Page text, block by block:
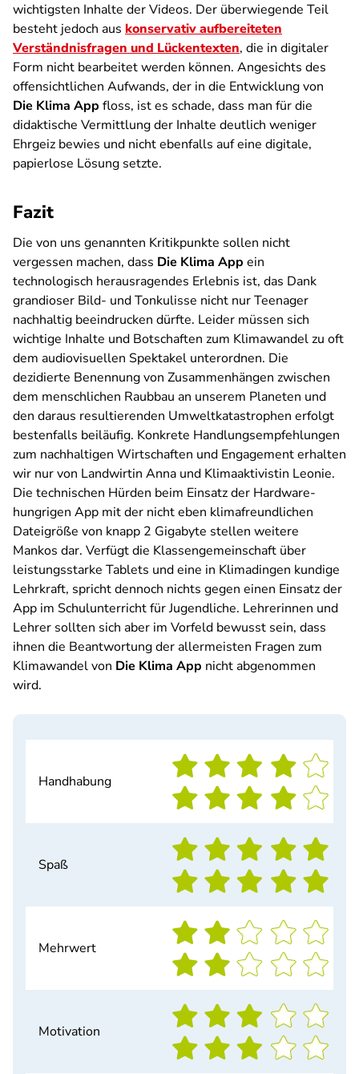
wichtigsten Inhalte der Videos. Der überwiegende Teil
besteht jedoch aus konservativ aufbereiteten
Verständnisfragen und Lückentexten, die in digitaler
Form nicht bearbeitet werden können. Angesichts des
offensichtlichen Aufwands, der in die Entwicklung von
Die Klima App floss, ist es schade, dass man für die
didaktische Vermittlung der Inhalte deutlich weniger
Ehrgeiz bewies und nicht ebenfalls auf eine digitale,
papierlose Lösung setzte.
Fazit
Die von uns genannten Kritikpunkte sollen nicht
vergessen machen, dass Die Klima App ein
technologisch herausragendes Erlebnis ist, das Dank
grandioser Bild- und Tonkulisse nicht nur Teenager
nachhaltig beeindrucken dürfte. Leider müssen sich
wichtige Inhalte und Botschaften zum Klimawandel zu oft
dem audiovisuellen Spektakel unterordnen. Die
dezidierte Benennung von Zusammenhängen zwischen
dem menschlichen Raubbau an unserem Planeten und
den daraus resultierenden Umweltkatastrophen erfolgt
bestenfalls beiläufig. Konkrete Handlungsempfehlungen
zum nachhaltigen Wirtschaften und Engagement erhalten
wir nur von Landwirtin Anna und Klimaaktivistin Leonie.
Die technischen Hürden beim Einsatz der Hardware-
hungrigen App mit der nicht eben klimafreundlichen
Dateigröße von knapp 2 Gigabyte stellen weitere
Mankos dar. Verfügt die Klassengemeinschaft über
leistungsstarke Tablets und eine in Klimadingen kundige
Lehrkraft, spricht dennoch nichts gegen einen Einsatz der
App im Schulunterricht für Jugendliche. Lehrerinnen und
Lehrer sollten sich aber im Vorfeld bewusst sein, dass
ihnen die Beantwortung der allermeisten Fragen zum
Klimawandel von Die Klima App nicht abgenommen
wird.
Handhabung
Spaß
Mehrwert
Motivation